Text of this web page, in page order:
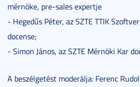
mérnöke, pre-sales expertje
- Hegedűs Péter, az SZTE TTIK
docense;
- Simon János, az SZTE Mérnöki Kar
A beszélgetést moderálja: Ferenc